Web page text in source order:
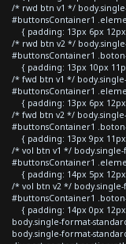
/* rwd btn v1 */
#buttonsContainer1
{ padding: 13px 6px
/* rwd btn v2 */
#buttonsContainer1
{ padding: 13px 10px
/* fwd btn v1 */
#buttonsContainer1
{ padding: 13px 6px
/* fwd btn v2 */
#buttonsContainer1
{ padding: 13px 9px
/* vol btn v1 */
#buttonsContainer1
{ padding: 14px 5px
/* vol btn v2 */
#buttonsContainer1
{ padding: 14px 0px
body.single-format-
body.single-format-